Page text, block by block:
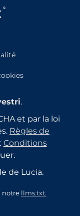
.
et par la loi
Règles de
Conditions
de Lucia.
notre llms.txt.